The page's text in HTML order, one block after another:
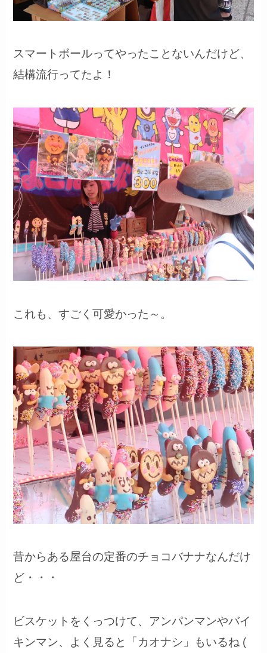
スマートボールってやったことないんだけど、
結構流行ってたよ！
これも、すごく可愛かった～。
昔からある屋台の定番のチョコバナナなんだけ
ど・・・
ビスケットをくっつけて、アンパンマンやバイ
キンマン、よく見ると「カオナシ」もいるね (